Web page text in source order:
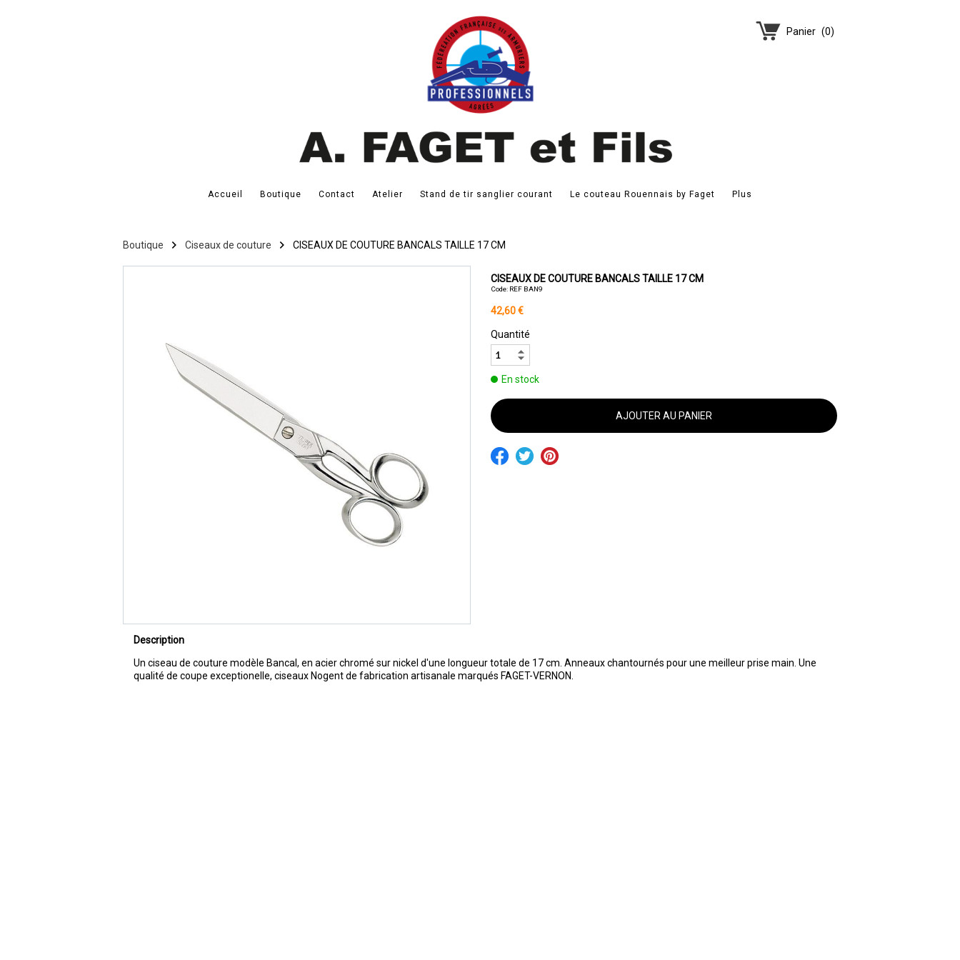
Panier (0)
Accueil Boutique Contact Atelier Stand de tir sanglier courant Le couteau Rouennais by Faget Plus
Boutique Ciseaux de couture CISEAUX DE COUTURE BANCALS TAILLE 17 CM
CISEAUX DE COUTURE BANCALS TAILLE 17 CM
Code: REF BAN9
42,60 €
Quantité
En stock
Description
Un ciseau de couture modèle Bancal, en acier chromé sur nickel d'une longueur totale de 17 cm. Anneaux chantournés pour une meilleur prise main. Une
qualité de coupe exceptionelle, ciseaux Nogent de fabrication artisanale marqués FAGET-VERNON.